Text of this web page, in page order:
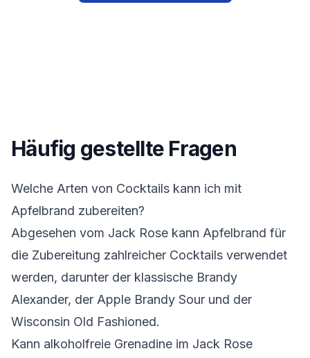
Häufig gestellte Fragen
Welche Arten von Cocktails kann ich mit
Apfelbrand zubereiten?
Abgesehen vom Jack Rose kann Apfelbrand für
die Zubereitung zahlreicher Cocktails verwendet
werden, darunter der klassische Brandy
Alexander, der Apple Brandy Sour und der
Wisconsin Old Fashioned.
Kann alkoholfreie Grenadine im Jack Rose